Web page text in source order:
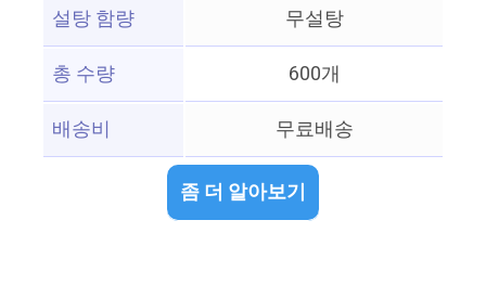
설탕 함량
무설탕
총 수량
600개
배송비
무료배송
좀 더 알아보기